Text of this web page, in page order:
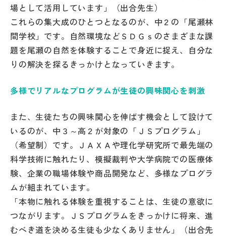
場として活用しています」（出合先生）
これらの集大成のひとつとなるのが、中２の「尾瀬林
間学校」です。自然環境などＳＤＧｓのさまざまな課
題を尾瀬の自然を体験することで身近に捉え、自分な
りの解決を探るきっかけとなっていきます。
多様でリアルなプログラムが生徒の興味関心を刺激
また、生徒たちの興味関心を伸ばす機会として設けて
いるのが、中３～高２が対象の「ＪＳプログラム」
（希望制）です。ＪＡＸＡや理化学研究所で最先端の
科学技術に触れたり、模擬裁判や大学病院での医療体
験、企業の職場体験や商品開発など、多様なプログラ
ムが組まれています。
「本物に触れる体験を重視することは、生徒の意欲に
つながります。ＪＳプログラムをきっかけに将来、進
むべき道を決める生徒も少なくありません」（出合先